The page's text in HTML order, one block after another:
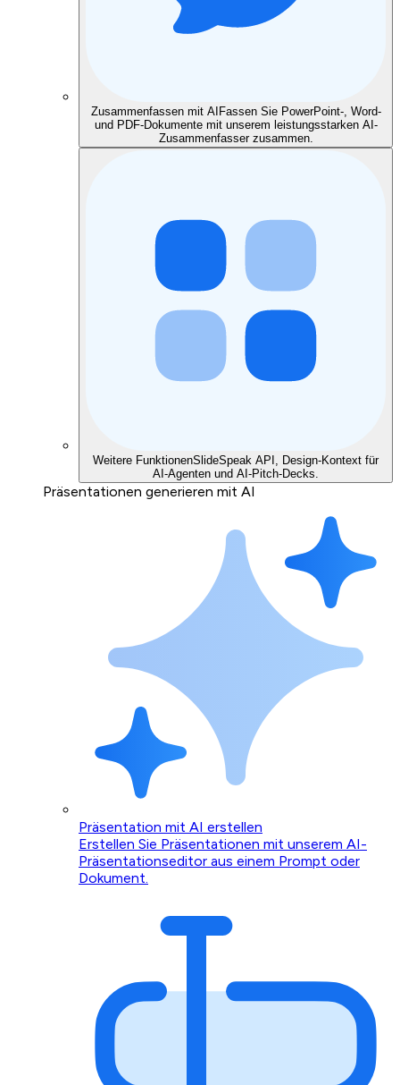
Zusammenfassen mit AI Fassen Sie PowerPoint-, Word-
und PDF-Dokumente mit unserem leistungsstarken AI-
Zusammenfasser zusammen.
Weitere FunktionenSlideSpeak API, Design-Kontext für
AI-Agenten und AI-Pitch-Decks.
Präsentationen generieren mit AI
Präsentation mit AI erstellen
Erstellen Sie Präsentationen mit unserem AI-
Präsentationseditor aus einem Prompt oder
Dokument.